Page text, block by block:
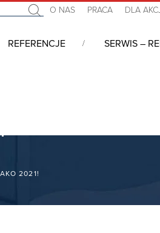
O NAS PRACA DLA
REFERENCJE SERWIS –
2021!